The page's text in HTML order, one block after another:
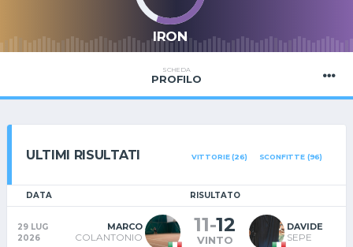
IRON
SCHEDA
PROFILO
ULTIMI RISULTATI VITTORIE (26) SCONFITTE (96)
DATA RISULTATO
29 LUG
2026
MARCO
COLANTONIO
11-12
VINTO
DAVIDE
SEPE